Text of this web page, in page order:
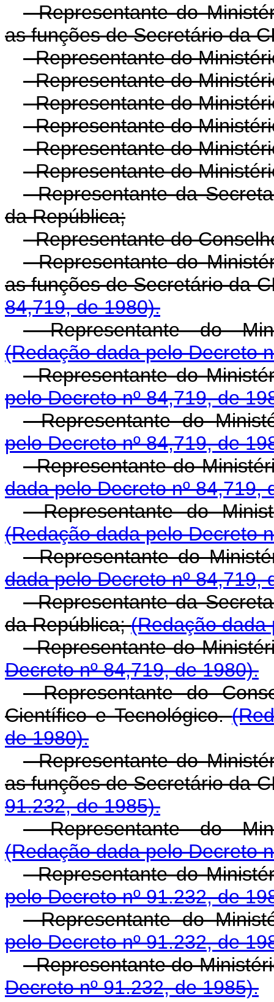
- Representante do
as funções de Secretário da
- Representante do
- Representante do
- Representante do
- Representante do
- Representante do
- Representante do
- Representante da
da República;
- Representante do
- Representante do
as funções de Secretário da
84,719, de 1980).
- Representante do
(Redação dada pelo Decreto
- Representante do
pelo Decreto nº 84,719, de
- Representante do
pelo Decreto nº 84,719, de
- Representante do
dada pelo Decreto nº 84,719,
- Representante do
(Redação dada pelo Decreto
- Representante do
dada pelo Decreto nº 84,719,
- Representante da
da República;(Redação dada
- Representante do
Decreto nº 84,719, de 1980).
- Representante do
Científico e Tecnológico.
de 1980).
- Representante do
as funções de Secretário da
91.232, de 1985).
- Representante do
(Redação dada pelo Decreto
- Representante do
pelo Decreto nº 91.232, de
- Representante do
pelo Decreto nº 91.232, de
- Representante do
Decreto nº 91.232, de 1985).